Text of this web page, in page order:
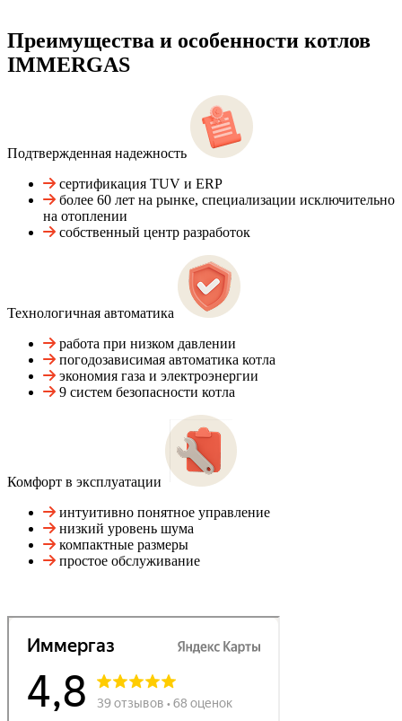
Преимущества и особенности котлов
IMMERGAS
Подтвержденная надежность
сертификация TUV и ERP
более 60 лет на рынке, специализации исключительно
на отоплении
собственный центр разработок
Технологичная автоматика
работа при низком давлении
погодозависимая автоматика котла
экономия газа и электроэнергии
9 систем безопасности котла
Комфорт в эксплуатации
интуитивно понятное управление
низкий уровень шума
компактные размеры
простое обслуживание